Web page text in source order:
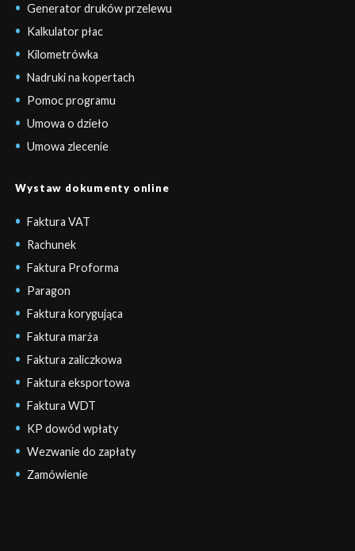
Generator druków przelewu
Kalkulator płac
Kilometrówka
Nadruki na kopertach
Pomoc programu
Umowa o dzieło
Umowa zlecenie
Wystaw dokumenty online
Faktura VAT
Rachunek
Faktura Proforma
Paragon
Faktura korygująca
Faktura marża
Faktura zaliczkowa
Faktura eksportowa
Faktura WDT
KP dowód wpłaty
Wezwanie do zapłaty
Zamówienie